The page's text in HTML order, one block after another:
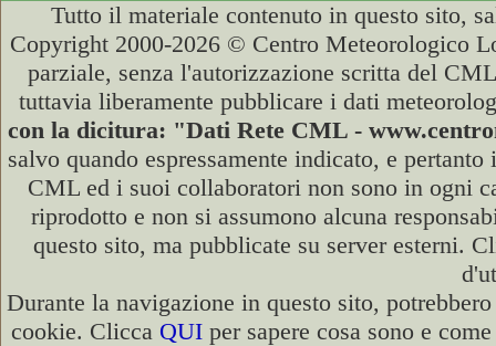
Tutto il materiale contenuto in questo sito,
Copyright 2000-2026 © Centro Meteorologico
parziale, senza l'autorizzazione scritta del
tuttavia liberamente pubblicare i dati
con la dicitura: "Dati Rete CML -
salvo quando espressamente indicato, e
CML ed i suoi collaboratori non sono in ogni
riprodotto e non si assumono alcuna
questo sito, ma pubblicate su server esterni.
Durante la navigazione in questo sito,
cookie. Clicca QUI per sapere cosa sono e